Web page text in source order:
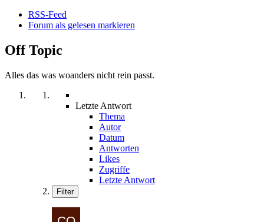
RSS-Feed
Forum als gelesen markieren
Off Topic
Alles das was woanders nicht rein passt.
Letzte Antwort
Thema
Autor
Datum
Antworten
Likes
Zugriffe
Letzte Antwort
Filter